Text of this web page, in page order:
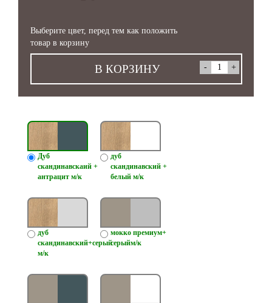
Выберите цвет, перед тем как положить
товар в корзину
В КОРЗИНУ
Дуб
скандинавскаий +
антрацит м/к
дуб
скандинавский +
белый м/к
дуб
скандинавский+серый
м/к
мокко премиум+
серыйм/к